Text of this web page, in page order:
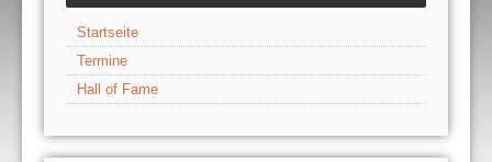
Startseite
Termine
Hall of Fame